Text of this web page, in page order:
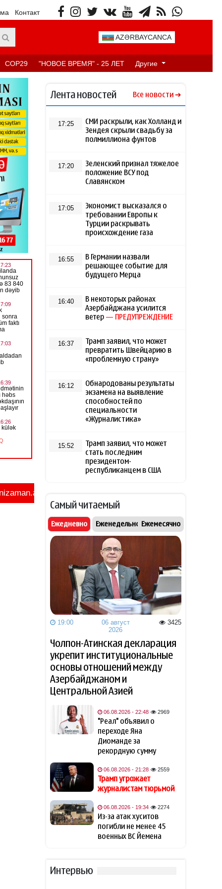
Контакт
AZƏRBAYCANCA
COP29 "НОВОЕ ВРЕМЯ" - 25 ЛЕТ Другие
Лента новостей Все новости
17:25
СМИ раскрыли, как Холланд и
Зендея скрыли свадьбу за
полмиллиона фунтов
17:20
Зеленский признал тяжелое
положение ВСУ под
Славянском
17:05
Экономист высказался о
требовании Европы к
Турции раскрывать
происхождение газа
16:55
В Германии назвали
решающее событие для
будущего Мерца
16:40
В некоторых районах
Азербайджана усилится
ветер — ПРЕДУПРЕЖДЕНИЕ
16:37
Трамп заявил, что может
превратить Швейцарию в
«проблемную страну»
16:12
Обнародованы результаты
экзамена на выявление
способностей по
специальности
«Журналистика»
15:52
Трамп заявил, что может
стать последним
президентом-
республиканцем в США
своей ностальгии по
Трамп высмеял владельцев
электромобилей и сравнил
их с больными
15:02
Захарова обвинила
Навроцкого в «клинической
русофобии» после фразы о
«москалях»
NTV: Турция, Саудовская
Аравия и Пакистан
объединились в военный
альянс
14:41
Навроцкий высказался о
поддержке Украины: «Там,
помогает»
14:31
Трамп: Иран хочет достичь
соглашения
14:14
Трамп считает Хабиба
Нурмагомедова своим
любимым бойцом
14:05
В разведке США
предупредили о возможном
«нападении России» на НАТО
отключению
электроэнергии
Самый читаемый
Ежедневно Еженедельно Ежемесячно
19:00
06 август
2026
3425
Чолпон-Атинская декларация
укрепит институциональные
основы отношений между
Азербайджаном и
Центральной Азией
06.08.2026 - 22:48 2969
"Реал" объявил о
переходе Яна
Диоманде за
рекордную сумму
06.08.2026 - 21:28 2559
Трамп угрожает
журналистам тюрьмой
06.08.2026 - 19:34 2274
Из-за атак хуситов
погибли не менее 45
военных ВС Йемена
Интервью